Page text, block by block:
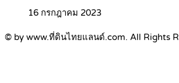
16 กรกฎาคม 2023
© by www.ที่ดินไทยแลนด์.com. All Rights